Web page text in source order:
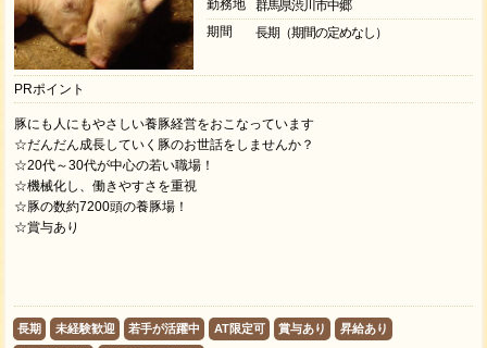
勤務地
群馬県渋川市中郷
期間
長期（期間の定めなし）
PRポイント
豚にも人にもやさしい養豚経営をおこなっています
☆だんだん成長していく豚のお世話をしませんか？
☆20代～30代が中心の若い職場！
☆機械化し、働きやすさを重視
☆豚の数約7200頭の養豚場！
☆賞与あり
長期 未経験歓迎 若手が活躍中 AT限定可 賞与あり 昇給あり